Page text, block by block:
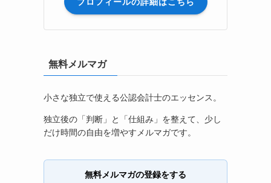
無料メルマガ
小さな独立で使える公認会計士のエッセンス。
独立後の「判断」と「仕組み」を整えて、少し
だけ時間の自由を増やすメルマガです。
無料メルマガの登録をする